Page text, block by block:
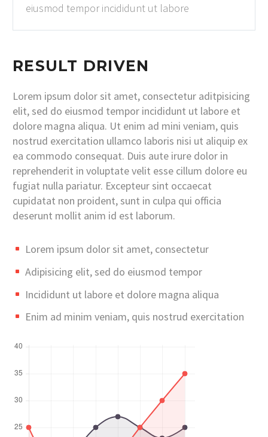
eiusmod tempor incididunt ut labore
RESULT DRIVEN
Lorem ipsum dolor sit amet, consectetur aditpisicing
elit, sed do eiusmod tempor incididunt ut labore et
dolore magna aliqua. Ut enim ad mini veniam, quis
nostrud exercitation ullamco laboris nisi ut aliquip ex
ea commodo consequat. Duis aute irure dolor in
reprehenderit in voluptate velit esse cillum dolore eu
fugiat nulla pariatur. Excepteur sint occaecat
cupidatat non proident, sunt in culpa qui officia
deserunt mollit anim id est laborum.
Lorem ipsum dolor sit amet, consectetur
Adipisicing elit, sed do eiusmod tempor
Incididunt ut labore et dolore magna aliqua
Enim ad minim veniam, quis nostrud exercitation